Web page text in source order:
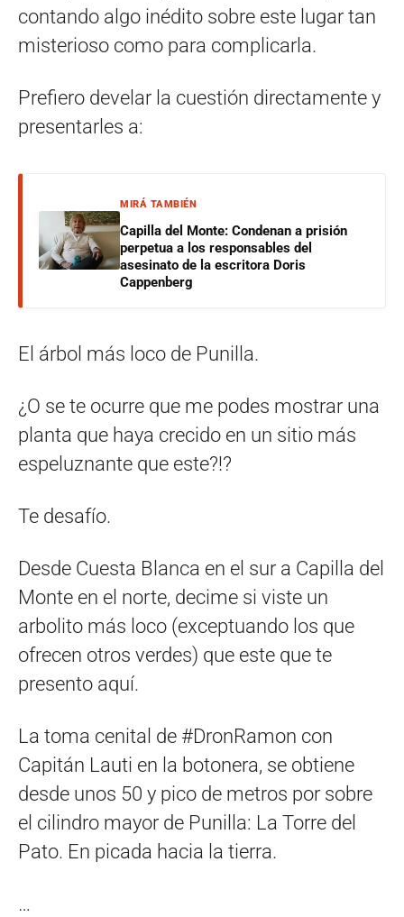
contando algo inédito sobre este lugar tan
misterioso como para complicarla.
Prefiero develar la cuestión directamente y
presentarles a:
MIRÁ TAMBIÉN
Capilla del Monte: Condenan a prisión
perpetua a los responsables del
asesinato de la escritora Doris
Cappenberg
El árbol más loco de Punilla.
¿O se te ocurre que me podes mostrar una
planta que haya crecido en un sitio más
espeluznante que este?!?
Te desafío.
Desde Cuesta Blanca en el sur a Capilla del
Monte en el norte, decime si viste un
arbolito más loco (exceptuando los que
ofrecen otros verdes) que este que te
presento aquí.
La toma cenital de #DronRamon con
Capitán Lauti en la botonera, se obtiene
desde unos 50 y pico de metros por sobre
el cilindro mayor de Punilla: La Torre del
Pato. En picada hacia la tierra.
…